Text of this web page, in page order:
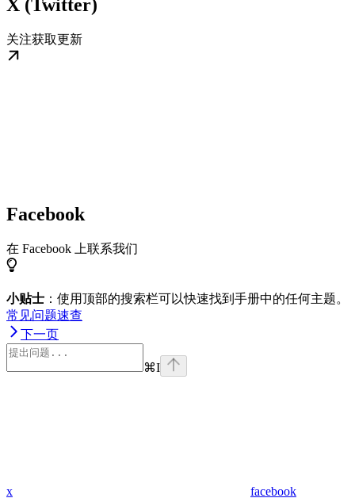
X (Twitter)
关注获取更新
Facebook
在 Facebook 上联系我们
小贴士 ：使用顶部的搜索栏可以快速找到手册中的任何主题。
常见问题速查
下一页
⌘I
x facebook